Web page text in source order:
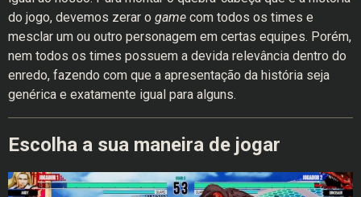
do jogo, devemos zerar o game com todos os times e
mesclar um ou outro personagem em certas equipes. Porém,
nem todos os times possuem a devida relevância dentro do
enredo, fazendo com que a apresentação da história seja
genérica e exatamente igual para alguns.
Escolha a sua maneira de jogar